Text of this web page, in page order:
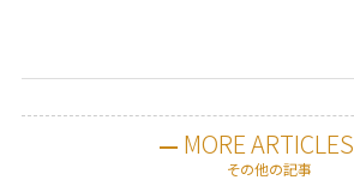
MORE ARTICLES
その他の記事